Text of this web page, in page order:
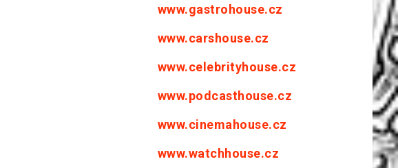
www.gastrohouse.cz
www.carshouse.cz
www.celebrityhouse.cz
www.podcasthouse.cz
www.cinemahouse.cz
www.watchhouse.cz